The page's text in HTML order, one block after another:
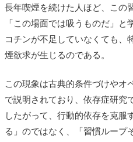
長年喫煙を続けた人ほど、この
「この場面では吸うものだ」
コチンが不足していなくても、
煙欲求が生じるのである。
この現象は古典的条件づけやオ
で説明されており、依存症研究
したがって、行動的依存を克服
る」のではなく、「習慣ループ